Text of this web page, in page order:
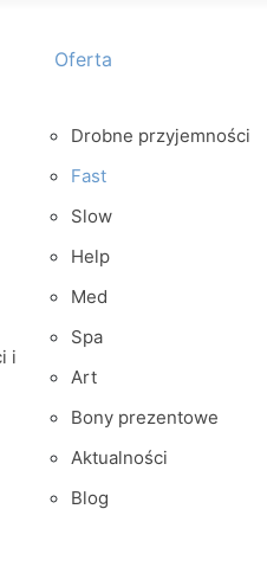
i
Oferta
Drobne przyjemności
Fast
Slow
Help
Med
Spa
Art
Bony prezentowe
Aktualności
Blog